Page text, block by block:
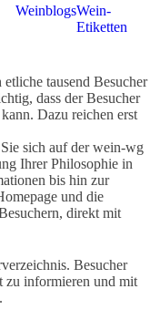
WeinblogsWein-
Etiketten
tausend Besucher
dass der Besucher
Dazu reichen erst
sich auf der wein-wg
Ihrer Philosophie in
bis hin zur
und die
direkt mit
Besucher
zu informieren und mit